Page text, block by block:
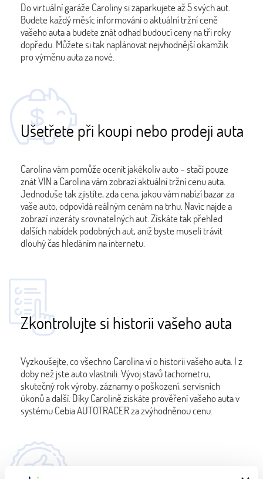
Do virtuální garáže Caroliny si zaparkujete až 5 svých aut.
Budete každý měsíc informováni o aktuální tržní ceně
vašeho auta a budete znát odhad budoucí ceny na tři roky
dopředu. Můžete si tak naplánovat nejvhodnější okamžik
pro výměnu auta za nové.
Ušetřete při koupi nebo prodeji auta
Carolina vám pomůže ocenit jakékoliv auto – stačí pouze
znát VIN a Carolina vám zobrazí aktuální tržní cenu auta.
Jednoduše tak zjistíte, zda cena, jakou vám nabízí bazar za
vaše auto, odpovídá reálným cenám na trhu. Navíc najde a
zobrazí inzeráty srovnatelných aut. Získáte tak přehled
dalších nabídek podobných aut, aniž byste museli trávit
dlouhý čas hledáním na internetu.
Zkontrolujte si historii vašeho auta
Vyzkoušejte, co všechno Carolina ví o historii vašeho auta. I z
doby než jste auto vlastnili. Vývoj stavů tachometru,
skutečný rok výroby, záznamy o poškození, servisních
úkonů a další. Díky Carolině získáte prověření vašeho auta v
systému Cebia AUTOTRACER za zvýhodněnou cenu.